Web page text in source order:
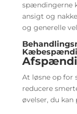
spændingerne
ansigt og
og generelle
At løsne op for
reducere
øvelser, du kan